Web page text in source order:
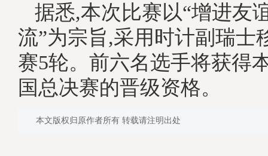
据悉,本次比赛以“增进友
流”为宗旨,采用时计副瑞士
赛5轮。前六名选手将获得
国总决赛的晋级资格。
本文版权归原作者所有 转载请注明出处